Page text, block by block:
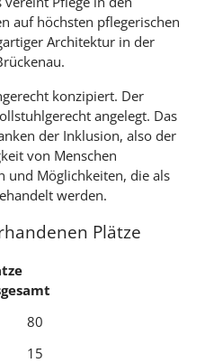
auf höchsten pflegerischen
Architektur in der
konzipiert. Der
angelegt. Das
der Inklusion, also der
von Menschen
und Möglichkeiten, die als
werden.
Plätze
80
15